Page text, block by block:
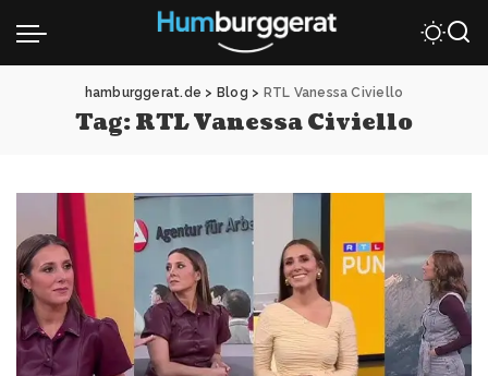
hamburggerat.de > Blog > RTL Vanessa Civiello
Tag:RTL Vanessa Civiello